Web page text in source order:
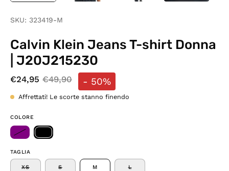
SKU: 323419-M
Calvin Klein Jeans T-shirt Donna
| J20J215230
€24,95 €49,90 - 50%
Affrettati! Le scorte stanno finendo
COLORE
TAGLIA
XS S M L